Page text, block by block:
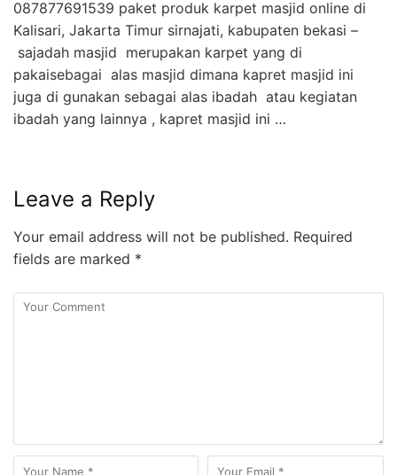
087877691539 paket produk karpet masjid online di
Kalisari, Jakarta Timur sirnajati, kabupaten bekasi –
sajadah masjid merupakan karpet yang di
pakaisebagai alas masjid dimana kapret masjid ini
juga di gunakan sebagai alas ibadah atau kegiatan
ibadah yang lainnya , kapret masjid ini …
Leave a Reply
Your email address will not be published. Required
fields are marked *